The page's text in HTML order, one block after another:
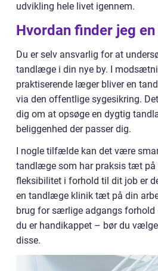
udvikling hele livet igennem.
Hvordan finder jeg
Du er selv ansvarlig for at
tandlæge i din nye by. I
praktiserende læger bliver en
via den offentlige sygesikring.
dig om at opsøge en dygtig
beliggenhed der passer dig.
I nogle tilfælde kan det være
tandlæge som har praksis tæt
fleksibilitet i forhold til dit job er
en tandlæge klinik tæt på din
brug for særlige adgangs forhold
du er handikappet – bør du
disse.